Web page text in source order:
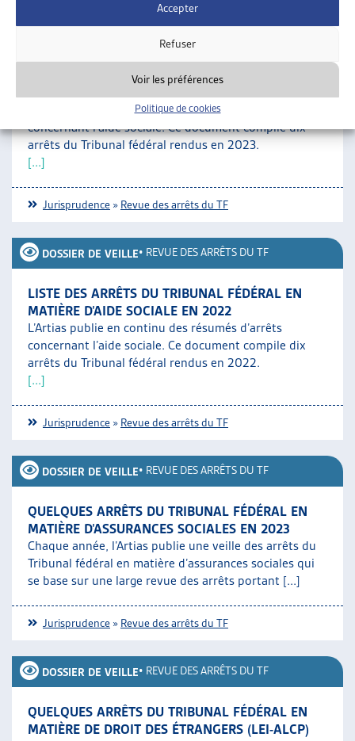
Accepter
Refuser
Voir les préférences
Politique de cookies
SUR LE MÊME THÈME…
LISTE DES ARRÊTS DU TRIBUNAL FÉDÉRAL EN
L’Artias publie en continu des résumés d’arrêts
concernant l’aide sociale. Ce document compile dix
arrêts du Tribunal fédéral rendus en 2023.
[...]
Jurisprudence » Revue des arrêts du TF
DOSSIER DE VEILLE• REVUE DES ARRÊTS DU TF
LISTE DES ARRÊTS DU TRIBUNAL FÉDÉRAL EN
MATIÈRE D’AIDE SOCIALE EN 2022
L’Artias publie en continu des résumés d’arrêts
concernant l’aide sociale. Ce document compile dix
arrêts du Tribunal fédéral rendus en 2022.
[...]
Jurisprudence » Revue des arrêts du TF
DOSSIER DE VEILLE• REVUE DES ARRÊTS DU TF
QUELQUES ARRÊTS DU TRIBUNAL FÉDÉRAL EN
MATIÈRE D’ASSURANCES SOCIALES EN 2023
Chaque année, l’Artias publie une veille des arrêts du
Tribunal fédéral en matière d’assurances sociales qui
se base sur une large revue des arrêts portant [...]
Jurisprudence » Revue des arrêts du TF
DOSSIER DE VEILLE• REVUE DES ARRÊTS DU TF
QUELQUES ARRÊTS DU TRIBUNAL FÉDÉRAL EN
MATIÈRE DE DROIT DES ÉTRANGERS (LEI-ALCP)